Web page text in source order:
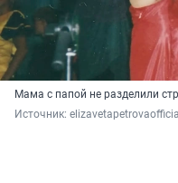
Мама с папой не разделили
Источник: